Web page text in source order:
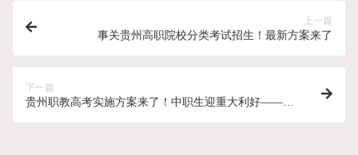
上一篇
事关贵州高职院校分类考试招生！最新方案来了
下一篇
贵州职教高考实施方案来了！中职生迎重大利好——技